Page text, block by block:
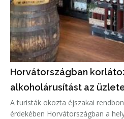
Horvátországban
alkoholárusítást az
A turisták okozta éjszakai
érdekében Horvátországban a